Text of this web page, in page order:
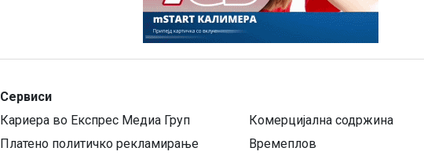
Сервиси
Кариера во Експрес Медиа Груп
Комерцијална содржина
Платено политичко рекламирање
Времеплов